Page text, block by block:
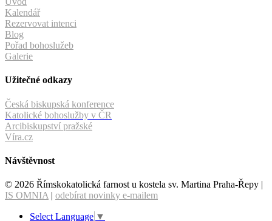
Kalendář
Rezervovat intenci
Blog
Pořad bohoslužeb
Galerie
Užitečné odkazy
Česká biskupská konference
Katolické bohoslužby v ČR
Arcibiskupství pražské
Víra.cz
Návštěvnost
© 2026 Římskokatolická farnost u kostela sv. Martina Praha-Řepy |
IS OMNIA | odebírat novinky e-mailem
Select Language ▼